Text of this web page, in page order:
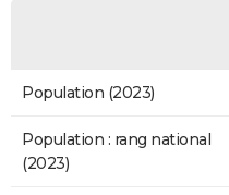
Population (2023)
Population : rang national
(2023)